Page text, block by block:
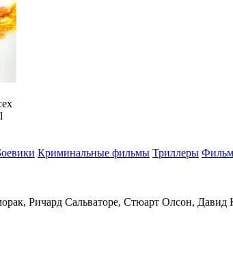
Криминальные фильмы Триллеры
Ричард Сальваторе, Стюарт Олсон, Давид